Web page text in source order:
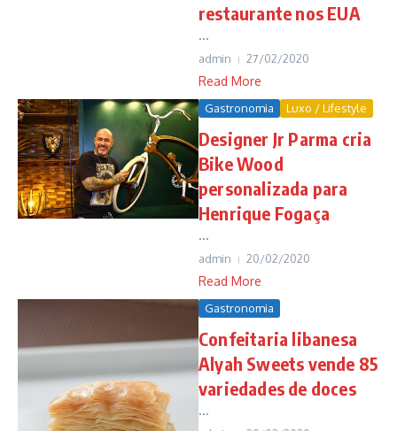
restaurante nos EUA
...
admin 27/02/2020
Read More
Gastronomia Luxo / Lifestyle
Designer Jr Parma cria
Bike Wood
personalizada para
Henrique Fogaça
...
admin 20/02/2020
Read More
Gastronomia
Confeitaria libanesa
Alyah Sweets vende 85
variedades de doces
...